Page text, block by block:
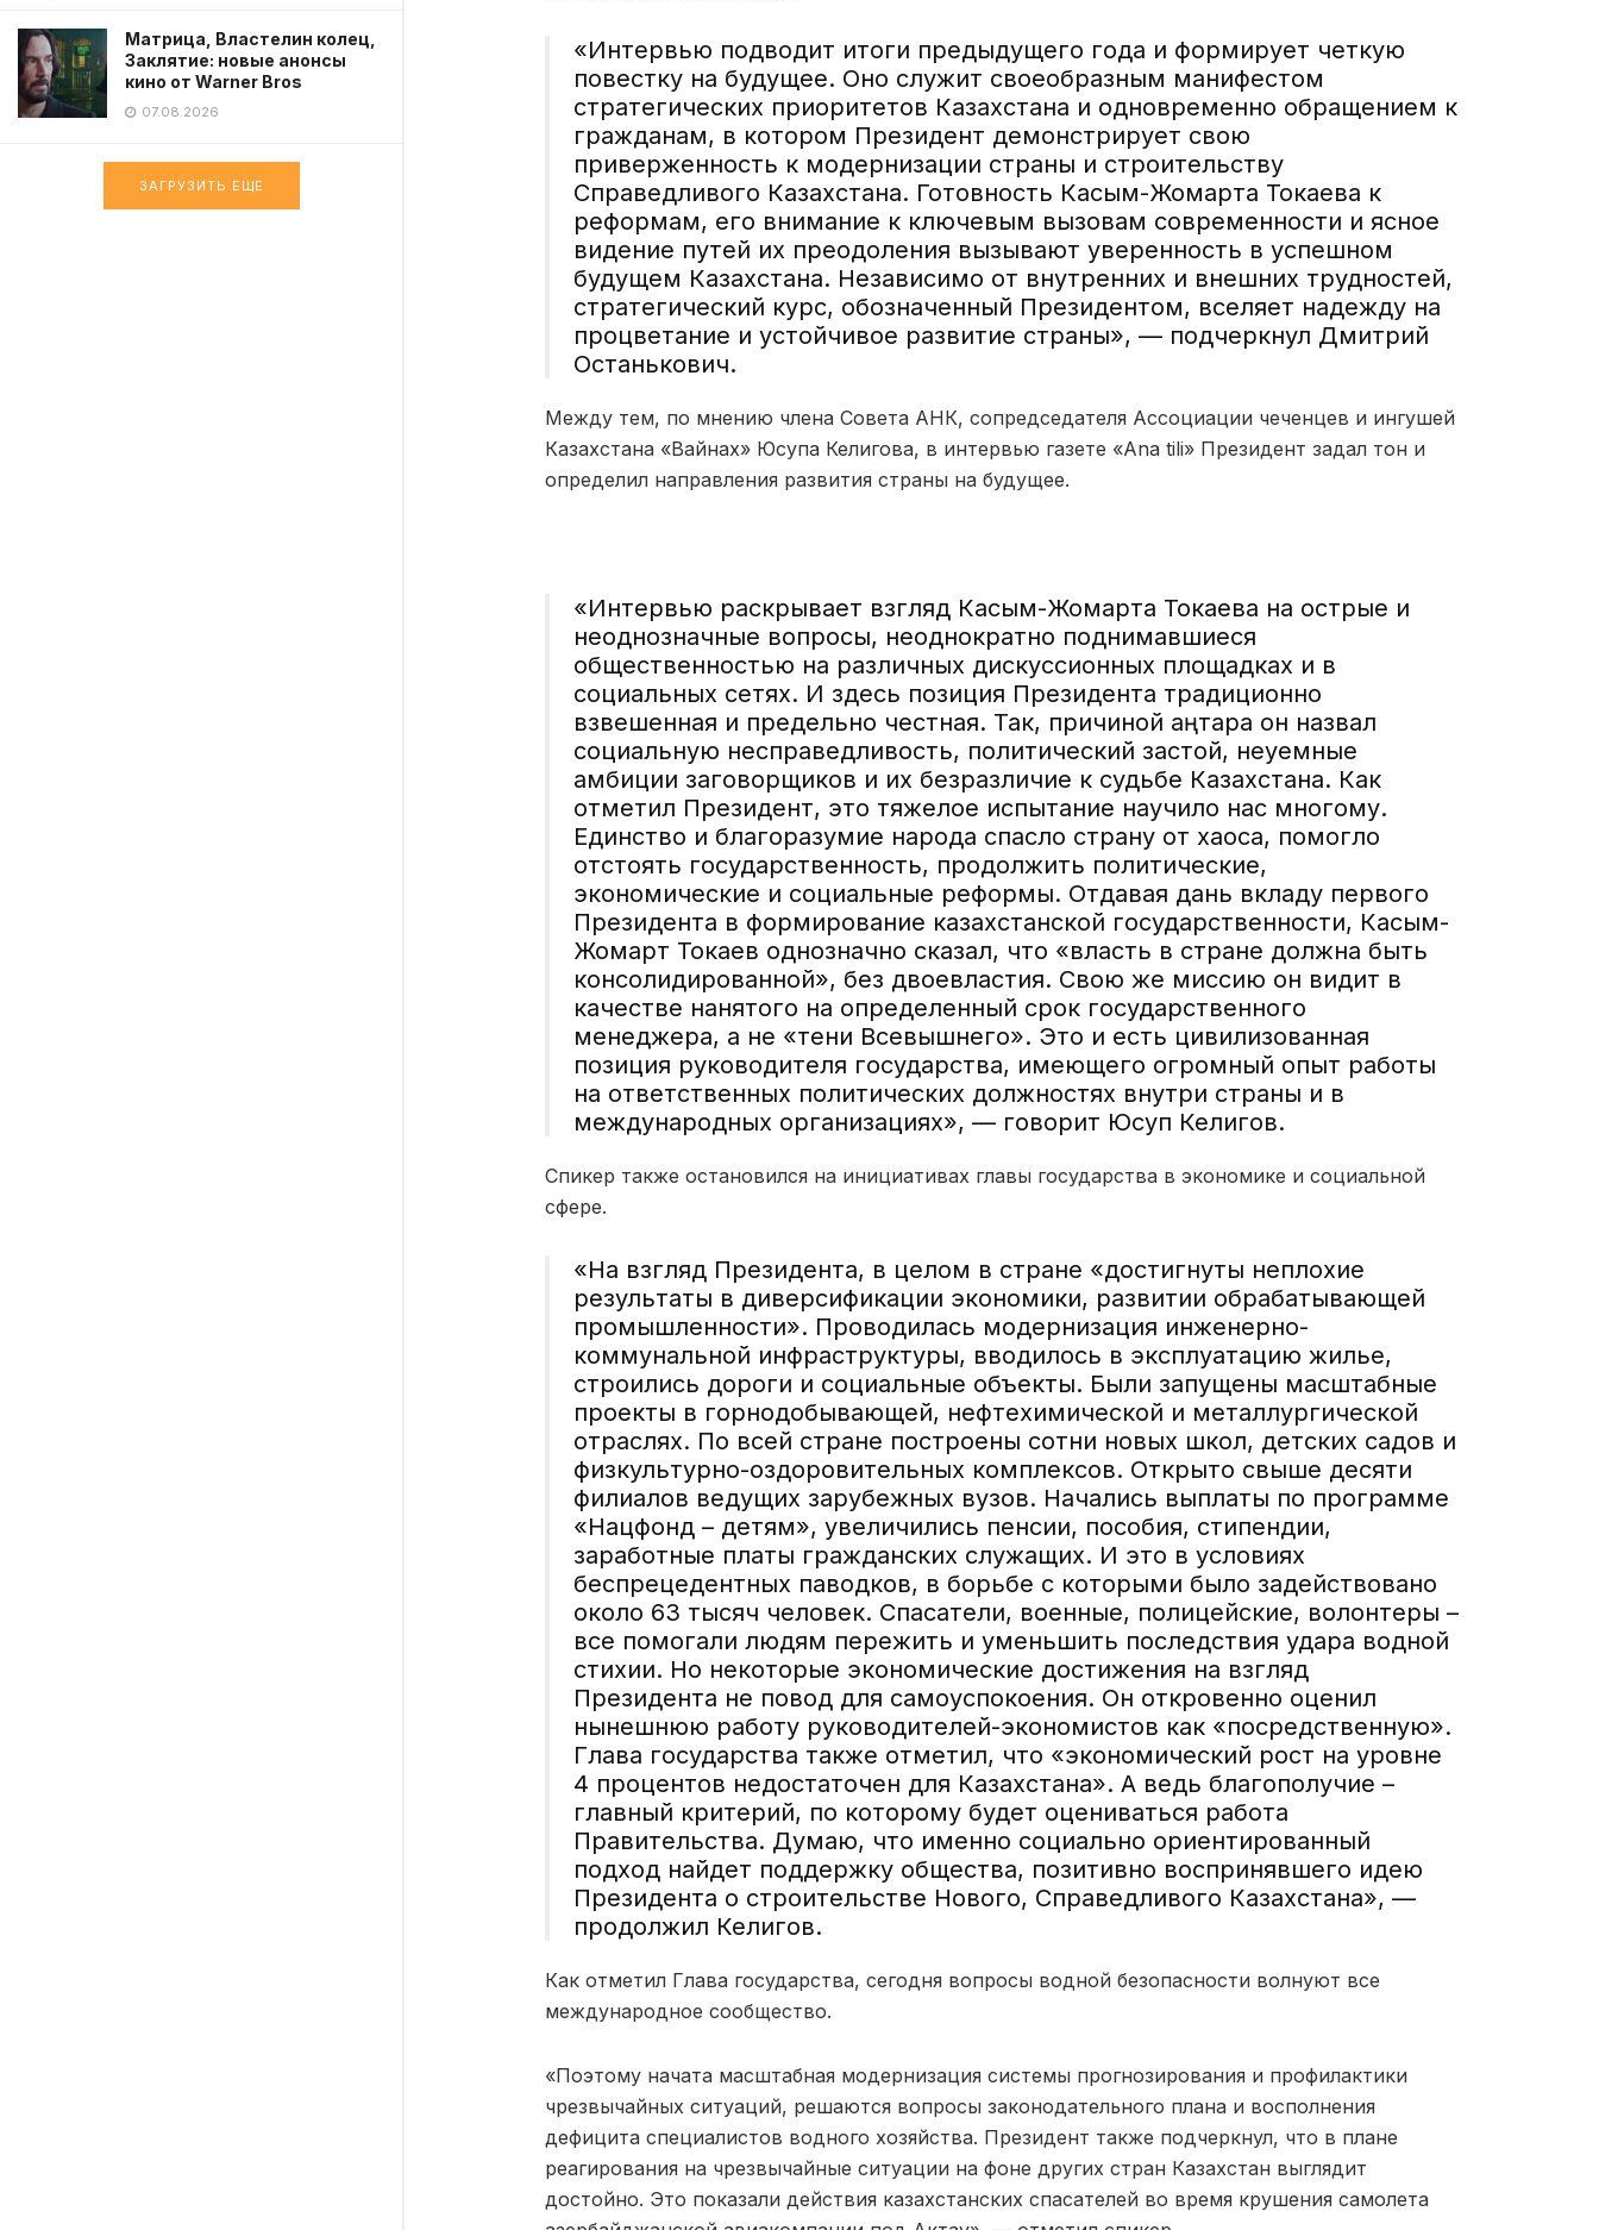
Матрица, Властелин колец,
Заклятие: новые анонсы
кино от Warner Bros
07.08.2026
ЗАГРУЗИТЬ ЕЩЕ
«Интервью подводит итоги предыдущего года и формирует четкую
повестку на будущее. Оно служит своеобразным манифестом
стратегических приоритетов Казахстана и одновременно обращением к
гражданам, в котором Президент демонстрирует свою
приверженность к модернизации страны и строительству
Справедливого Казахстана. Готовность Касым-Жомарта Токаева к
реформам, его внимание к ключевым вызовам современности и ясное
видение путей их преодоления вызывают уверенность в успешном
будущем Казахстана. Независимо от внутренних и внешних трудностей,
стратегический курс, обозначенный Президентом, вселяет надежду на
процветание и устойчивое развитие страны», — подчеркнул Дмитрий
Останькович.
Между тем, по мнению члена Совета АНК, сопредседателя Ассоциации чеченцев и ингушей
Казахстана «Вайнах» Юсупа Келигова, в интервью газете «Ana tili» Президент задал тон и
определил направления развития страны на будущее.
«Интервью раскрывает взгляд Касым-Жомарта Токаева на острые и
неоднозначные вопросы, неоднократно поднимавшиеся
общественностью на различных дискуссионных площадках и в
социальных сетях. И здесь позиция Президента традиционно
взвешенная и предельно честная. Так, причиной Қаңтара он назвал
социальную несправедливость, политический застой, неуемные
амбиции заговорщиков и их безразличие к судьбе Казахстана. Как
отметил Президент, это тяжелое испытание научило нас многому.
Единство и благоразумие народа спасло страну от хаоса, помогло
отстоять государственность, продолжить политические,
экономические и социальные реформы. Отдавая дань вкладу первого
Президента в формирование казахстанской государственности, Касым-
Жомарт Токаев однозначно сказал, что «власть в стране должна быть
консолидированной», без двоевластия. Свою же миссию он видит в
качестве нанятого на определенный срок государственного
менеджера, а не «тени Всевышнего». Это и есть цивилизованная
позиция руководителя государства, имеющего огромный опыт работы
на ответственных политических должностях внутри страны и в
международных организациях», — говорит Юсуп Келигов.
Спикер также остановился на инициативах главы государства в экономике и социальной
сфере.
«На взгляд Президента, в целом в стране «достигнуты неплохие
результаты в диверсификации экономики, развитии обрабатывающей
промышленности». Проводилась модернизация инженерно-
коммунальной инфраструктуры, вводилось в эксплуатацию жилье,
строились дороги и социальные объекты. Были запущены масштабные
проекты в горнодобывающей, нефтехимической и металлургической
отраслях. По всей стране построены сотни новых школ, детских садов и
физкультурно-оздоровительных комплексов. Открыто свыше десяти
филиалов ведущих зарубежных вузов. Начались выплаты по программе
«Нацфонд – детям», увеличились пенсии, пособия, стипендии,
заработные платы гражданских служащих. И это в условиях
беспрецедентных паводков, в борьбе с которыми было задействовано
около 63 тысяч человек. Спасатели, военные, полицейские, волонтеры –
все помогали людям пережить и уменьшить последствия удара водной
стихии. Но некоторые экономические достижения на взгляд
Президента не повод для самоуспокоения. Он откровенно оценил
нынешнюю работу руководителей-экономистов как «посредственную».
Глава государства также отметил, что «экономический рост на уровне
4 процентов недостаточен для Казахстана». А ведь благополучие –
главный критерий, по которому будет оцениваться работа
Правительства. Думаю, что именно социально ориентированный
подход найдет поддержку общества, позитивно воспринявшего идею
Президента о строительстве Нового, Справедливого Казахстана», —
продолжил Келигов.
Как отметил Глава государства, сегодня вопросы водной безопасности волнуют все
международное сообщество.
«Поэтому начата масштабная модернизация системы прогнозирования и профилактики
чрезвычайных ситуаций, решаются вопросы законодательного плана и восполнения
дефицита специалистов водного хозяйства. Президент также подчеркнул, что в плане
реагирования на чрезвычайные ситуации на фоне других стран Казахстан выглядит
достойно. Это показали действия казахстанских спасателей во время крушения самолета